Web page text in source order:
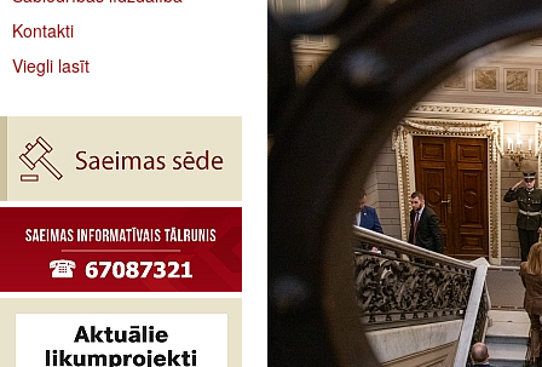
Kontakti
Viegli lasīt